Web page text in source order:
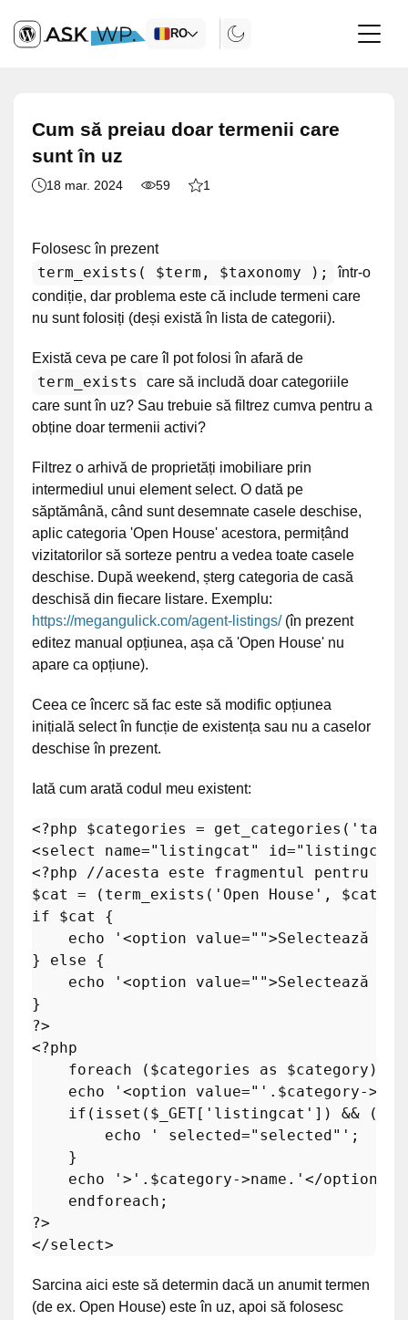
RO
Cum să preiau doar termenii care
sunt în uz
18 mar. 2024 59 1
Folosesc în prezent
term_exists( $term, $taxonomy );
într-o
condiție, dar problema este că include termeni care
nu sunt folosiți (deși există în lista de categorii).
Există ceva pe care îl pot folosi în afară de
term_exists
care să includă doar categoriile
care sunt în uz? Sau trebuie să filtrez cumva pentru a
obține doar termenii activi?
Filtrez o arhivă de proprietăți imobiliare prin
intermediul unui element select. O dată pe
săptămână, când sunt desemnate casele deschise,
aplic categoria 'Open House' acestora, permițând
vizitatorilor să sorteze pentru a vedea toate casele
deschise. După weekend, șterg categoria de casă
deschisă din fiecare listare. Exemplu:
https://megangulick.com/agent-listings/(în prezent
editez manual opțiunea, așa că 'Open House' nu
apare ca opțiune).
Ceea ce încerc să fac este să modific opțiunea
inițială select în funcție de existența sau nu a caselor
deschise în prezent.
Iată cum arată codul meu existent:
<?php $categories = get_categories (
<select name="listingcat" id="listingcat"
<?php
//acesta este fragmentul pentru
$cat
= ( term_exists ( 'Open House' ,
if
$cat
{
echo
'<option value="">Selectează
} else {
echo
'<option value="">Selectează
?>
<?php
foreach ( $categories as $category ) :
echo
'<option value="' . $category-
if ( isset ( $_GET[ 'listingcat' ]) && (
echo
' selected="selected"' ;
    }
echo
'>' . $category->name. '</option>'
endforeach
?>
Sarcina aici este să determin dacă un anumit termen
(de ex. Open House) este în uz, apoi să folosesc